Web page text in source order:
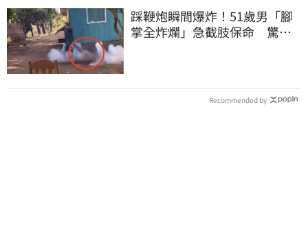
踩鞭炮瞬間爆炸！51歲男「腳
掌全炸爛」急截肢保命 驚悚
Recommended by